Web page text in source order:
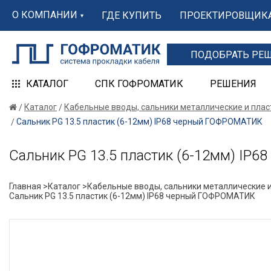
О КОМПАНИИ ГДЕ КУПИТЬ
ПОДОБРАТЬ
КАТАЛОГ СПК ГОФРОМАТИК РЕШЕНИЯ
Каталог
Кабельные вводы, сальники металлические и
Сальник PG 13.5 пластик (6-12мм) IP68 черный ГОФРОМАТИК
Сальник PG 13.5 пластик (6-12мм)
Главная >Каталог >Кабельные вводы, сальники металлические
Сальник PG 13.5 пластик (6-12мм) IP68 черный ГОФРОМАТИК